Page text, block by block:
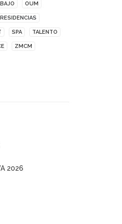
OUM
RESIDENCIAS
SPA TALENTO
ZMCM
2026